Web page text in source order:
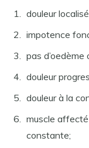
douleur
impotence
pas d’oedème
douleur
douleur à la
muscle
constante;